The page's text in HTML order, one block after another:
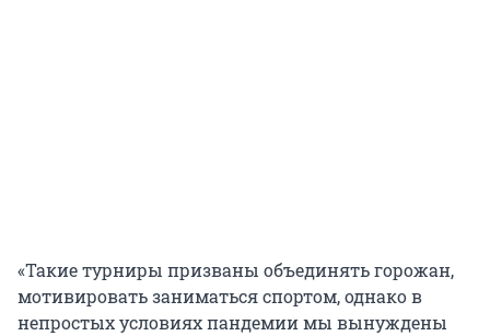
«Такие турниры призваны объединять горожан,
мотивировать заниматься спортом, однако в
непростых условиях пандемии мы вынуждены